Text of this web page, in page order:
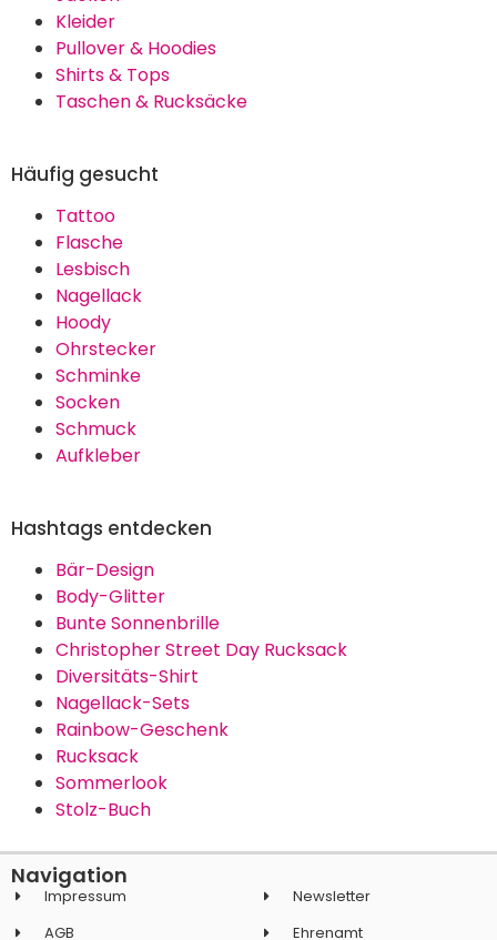
【Lieferumfang】 Sie erhalten zwei
schnürsenkel und 17 Regenbogen-
hochwertigem und langlebigem
Haltbarkeit auszeichnet. Die
Schnürsenkel sind verschleißfest,
fallen nicht leicht ab, fühlen sich
angenehm an und sind knitter-
und lösefest. Auch nach
mehrmaligem Waschen behalten
5,59 €